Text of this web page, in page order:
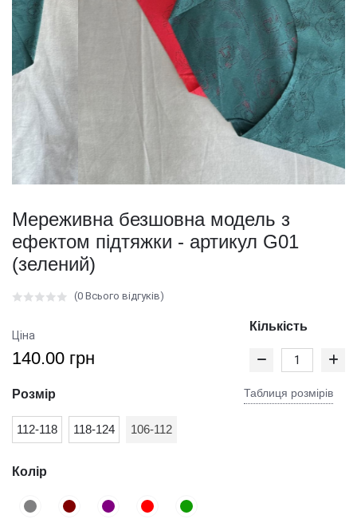
Мереживна безшовна модель з
ефектом підтяжки - артикул G01
(зелений)
(0 Всього відгуків)
Ціна
140.00 грн
Кількість
Розмір Таблиця розмірів
112-118 118-124 106-112
Колір